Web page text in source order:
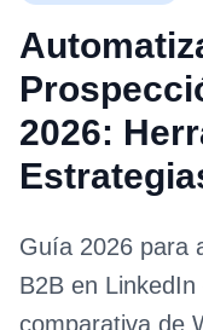
2026:
Guía 2026 para
B2B en
comparativa de